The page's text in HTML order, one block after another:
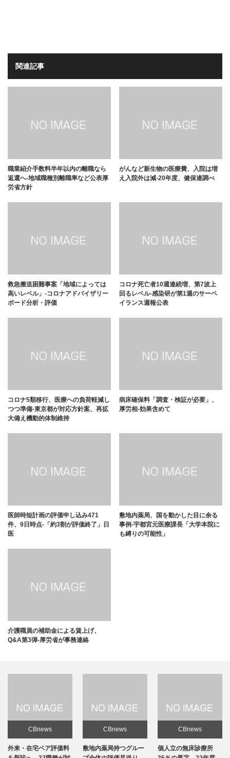
関連記事
職業紹介手数料半年以内の離職なら
返還へ-地域職種別離職率など公表厚
労省方針
がんなど新生物の医療費、入院は増
え入院外は減-20年度、健保連調べ
救急搬送困難事案「地域によっては
高いレベル」-コロナアドバイザリー
ボード分析・評価
コロナ死亡者10週連続増、第7波上
回るレベル-感染研が第1週のサーベ
イランス週報公表
コロナ5類移行、医療への負荷軽減し
つつ準備-東京都が対応方針案、再拡
大備え機動的体制維持
病床確保料「調査・検証が必要」、
厚労相-効果含めて
医師時短計画の評価申し込み471
件、9日時点-「約3割が評価終了」日
医
敷地内薬局、国を動かした目に余る
事例-宇都宮元医療課長「大学本院に
も縛りの可能性」
介護職員の補助金による賃上げ、
Q&A第3弾-厚労省が事務連絡
CBnews
敷地内薬局持つグルー
CBnews
個人立の無床診療所
CBnews
個人立の無床診療所